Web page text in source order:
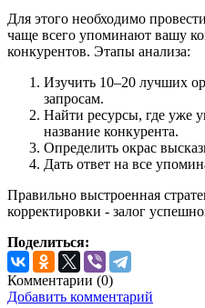
Для этого необходимо
чаще всего упоминают вашу
конкурентов. Этапы анализа:
Изучить 10–20 лучших
запросам.
Найти ресурсы, где уже
название конкурента.
Определить окрас
Дать ответ на все
Правильно выстроенная
корректировки - залог
Поделиться:
Комментарии (0)
Добавить комментарий